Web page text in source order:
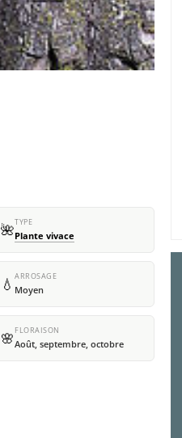
🌺TYPE
Plante vivace
💧 ARROSAGE
Moyen
🌸 FLORAISON
Août, septembre, octobre